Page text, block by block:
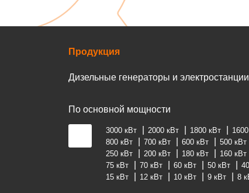
Продукция
Дизельные генераторы и
По основной мощности
3000 кВт 2000 кВт 1800 кВт
800 кВт
700 кВт 600 кВт 500 кВт
250 кВт
200 кВт 180 кВт 160 кВт
75 кВт
70 кВт 60 кВт 50 кВт
15 кВт
12 кВт 10 кВт 9 кВт 8